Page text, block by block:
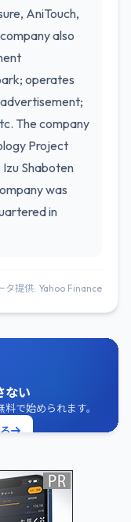
AniTouch,
also
operates
The company
Project
Shaboten
was
in
タ提供: Yahoo Finance
ない
で始められます。